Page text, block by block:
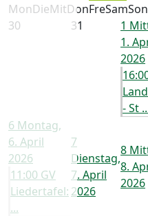
MonDieMitDonFreSamSon
30
31 1
1.
2026
- St
6 Montag,
6. April
2026
11:00 GV
Liedertafel:
...
7
Dienstag,
7. April
2026
8
8.
2026